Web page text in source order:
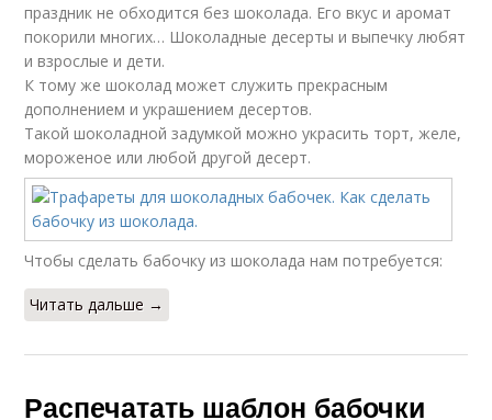
праздник не обходится без шоколада. Его вкус и аромат
покорили многих… Шоколадные десерты и выпечку любят
и взрослые и дети.
К тому же шоколад может служить прекрасным
дополнением и украшением десертов.
Такой шоколадной задумкой можно украсить торт, желе,
мороженое или любой другой десерт.
Чтобы сделать бабочку из шоколада нам потребуется:
Читать дальше →
Распечатать шаблон бабочки